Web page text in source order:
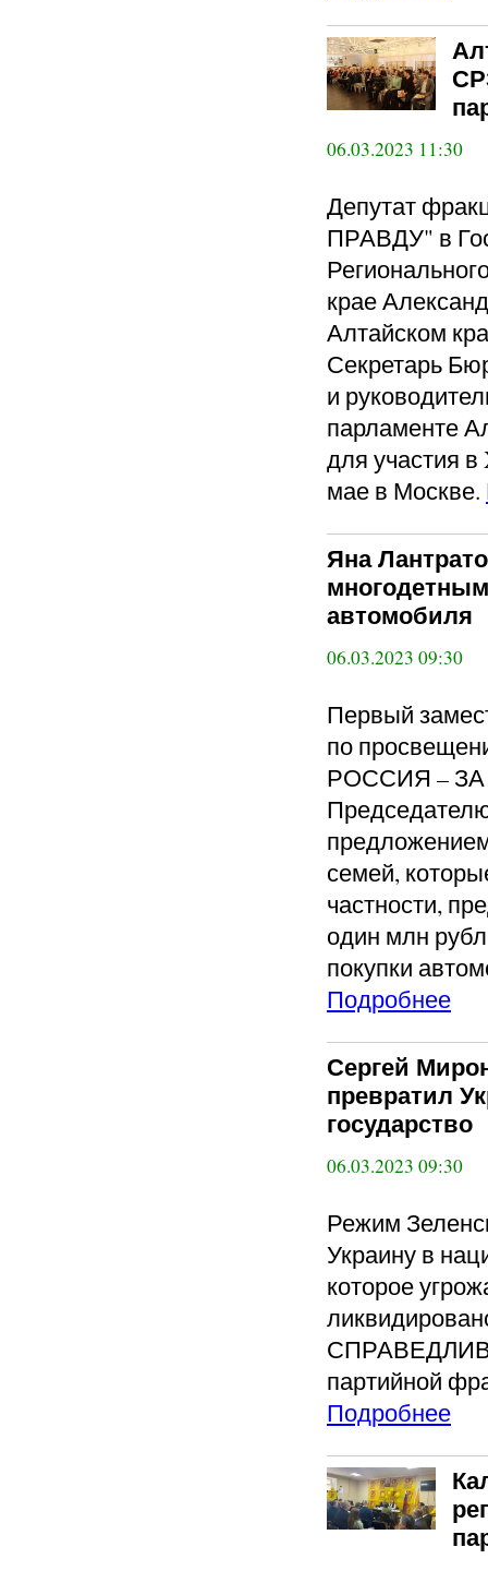
06.03.2023 11:30
Депутат
ПРАВДУ" в
крае
Алтайском
Секретарь
и
парламенте
для участия
мае в Москве.
Яна
автомобиля
06.03.2023 09:30
Первый
по
РОССИЯ – ЗА
семей,
частности,
один млн
покупки
Подробнее
Сергей
превратил
государство
06.03.2023 09:30
Режим
Украину в
которое
партийной
Подробнее